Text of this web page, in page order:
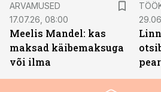
ARVAMUSED
17.07.26, 08:00
Meelis Mandel: kas
maksad käibemaksuga
või ilma